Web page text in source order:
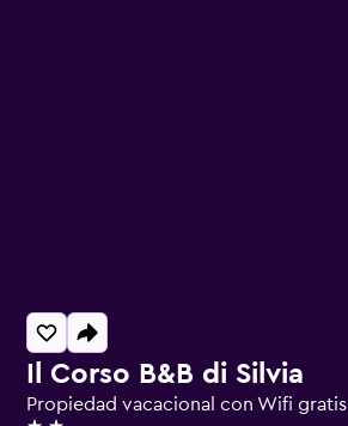
Il Corso B&B di Silvia
Propiedad vacacional con Wifi gratis